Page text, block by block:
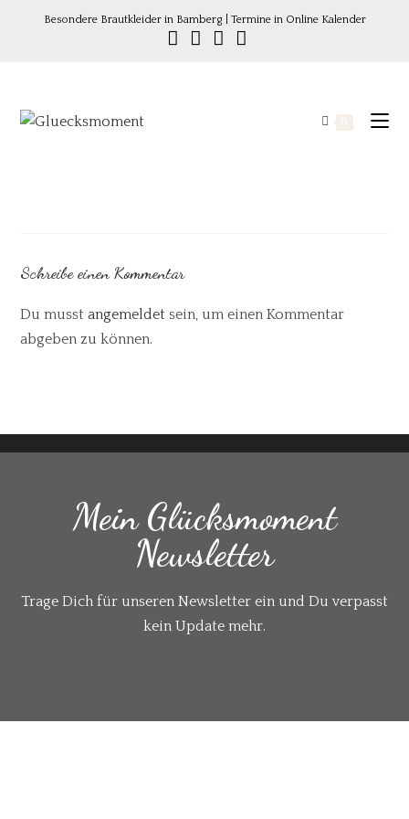
Besondere Brautkleider in Bamberg | Termine in Online Kalender
Schreibe einen Kommentar
Du musstangemeldet sein, um einen Kommentar
abgeben zu können.
Mein Glücksmoment
Newsletter
Trage Dich für unseren Newsletter ein und Du verpasst
kein Update mehr.